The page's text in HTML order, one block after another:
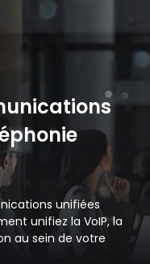
unifiées
unifiez la VoIP, la
au sein de votre